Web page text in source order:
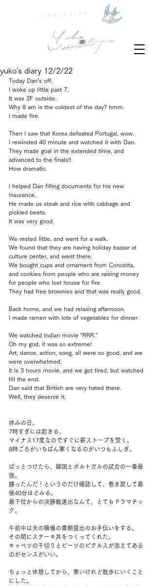
liberation
yuko's diary 12/2/22
Today Dan’s off.
I woke up little past 7.
It was 2F outside.
Why 8 am is the coldest of the day? hmm.
I made fire.
Then I saw that Korea defeated Portugal, wow.
I rewinded 40 minute and watched it with Dan.
They made goal in the extended time, and
advanced to the finals!!
How dramatic.
I helped Dan filling documents for his new
insurance.
He made us steak and rice with cabbage and
pickled beets.
It was very good.
We rested little, and went for a walk.
We found that they are having holiday bazaar at
culture center, and went there.
We bought cups and ornament from Concetta,
and cookies from people who are raising money
for people who lost house for fire.
They had free brownies and that was really good.
Back home, and we had relaxing afternoon.
I made ramen with lots of vegetables for dinner.
We watched Indian movie “RRR.”
Oh my god, it was so extreme!
Art, dance, action, song, all were so good, and we
were overwhelmed.
It is 3 hours movie, and we got tired, but watched
till the end.
Dan said that British are very hated there.
Well, they deserve it.
休みの日。
7時すぎには起きる。
マイナス17度なのですぐに薪ストーブを焚く。
8時ごろがいちばん寒くなるのがいつもふしぎ。
ぱっとつけたら、韓国とポルトガルの試合の一番最
後。
勝ったんだ！というのだけ確認して、巻き戻して最
後40分ほどみる。
最下位からの決勝戦進出なんて、とてもドラマチッ
ク。
午前中は夫の職場の書類提出のお手伝いをする。
その間にステーキ丼をつくってくれた。
キャベツの千切りとビーツのピクルスが添えてある
のがセンスがいい。
ちょっと休憩してから、寒いけれど散歩にいくこと
にした。